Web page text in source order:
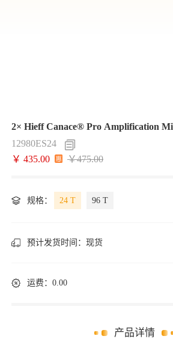
2× Hieff Canace® Pro Amplification
12980ES24
￥ 435.00
￥475.00
规格： 24 T 96 T
预计发货时间： 现货
运费：0.00
产品详情